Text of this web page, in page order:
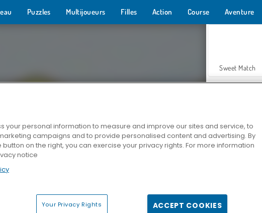
Puzzles Multijoueurs Filles Action Course Aventure
Sweet Match
Zen Solitaire
your personal information to measure and improve our sites and service, to
campaigns and to provide personalised content and advertising. By
button on the right, you can exercise your privacy rights. For more information
notice
Your Privacy Rights ACCEPT COOKIES